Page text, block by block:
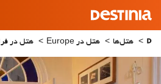
هتل‌ها هتل در Europe هتل در